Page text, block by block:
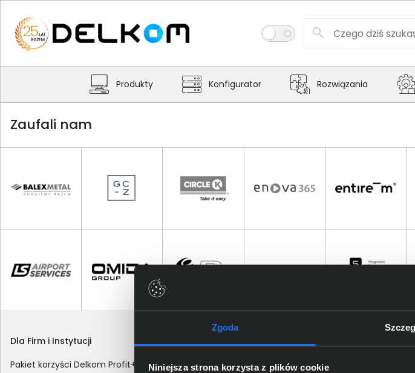
Zgoda
Niniejsza strona korzysta z plików cookie
Produkty Konfigurator Rozwiązania
Zaufali nam
Dla Firm i Instytucji
Pakiet korzyści Delkom Profit+
Zakupy
Sposoby dostawy